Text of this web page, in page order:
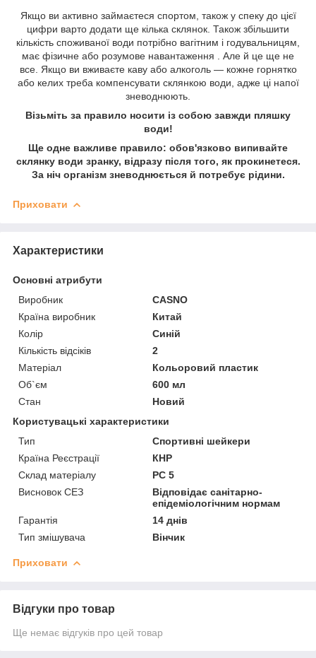
Якщо ви активно займаєтеся спортом, також у спеку до цієї
цифри варто додати ще кілька склянок. Також збільшити
кількість споживаної води потрібно вагітним і годувальницям,
має фізичне або розумове навантаження . Але й це ще не
все. Якщо ви вживаєте каву або алкоголь — кожне горнятко
або келих треба компенсувати склянкою води, адже ці напої
зневоднюють.
Візьміть за правило носити із собою завжди пляшку
води!
Ще одне важливе правило: обов'язково випивайте
склянку води зранку, відразу після того, як прокинетеся.
За ніч організм зневоднюється й потребує рідини.
Приховати
Характеристики
Основні атрибути
Виробник
CASNO
Країна виробник
Китай
Колір
Синій
Кількість відсіків
2
Матеріал
Кольоровий пластик
Об`єм
600 мл
Стан
Новий
Користувацькі характеристики
Тип
Спортивні шейкери
Країна Реєстрації
КНР
Склад матеріалу
PC 5
Висновок СЕЗ
Відповідає санітарно-
епідеміологічним нормам
Гарантія
14 днів
Тип змішувача
Вінчик
Приховати
Відгуки про товар
Ще немає відгуків про цей товар